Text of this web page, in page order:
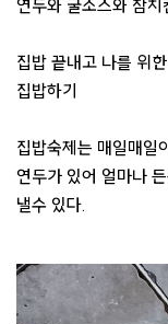
연두와 굴소스와 참
집밥 끝내고 나를 위
집밥하기
집밥숙제는 매일매일
연두가 있어 얼마나
낼수 있다.